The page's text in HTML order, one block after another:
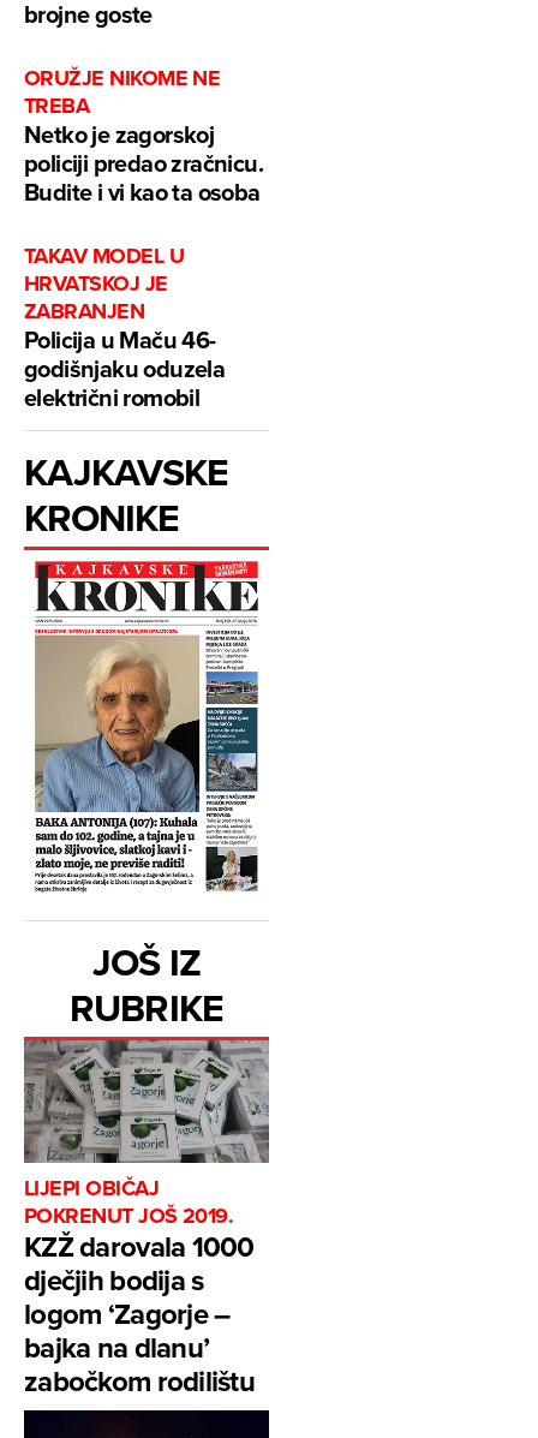
brojne goste
ORUŽJE NIKOME NE
TREBA
Netko je zagorskoj
policiji predao zračnicu.
Budite i vi kao ta osoba
TAKAV MODEL U
HRVATSKOJ JE
ZABRANJEN
Policija u Maču 46-
godišnjaku oduzela
električni romobil
KAJKAVSKE
KRONIKE
JOŠ IZ
RUBRIKE
LIJEPI OBIČAJ
POKRENUT JOŠ 2019.
KZŽ darovala 1000
dječjih bodija s
logom ‘Zagorje –
bajka na dlanu’
zabočkom rodilištu